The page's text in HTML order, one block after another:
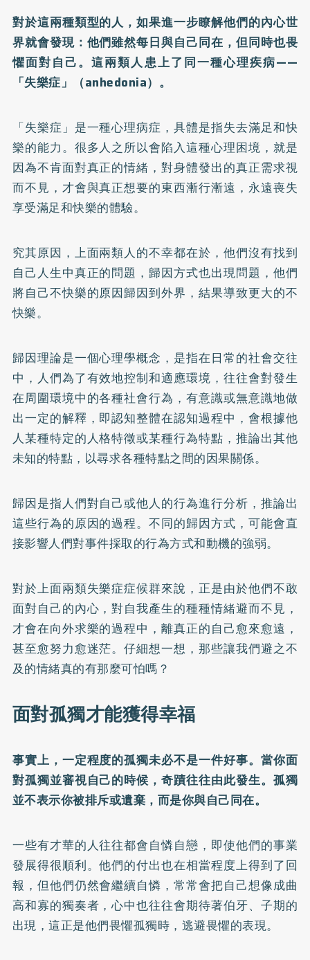
對於這兩種類型的人，如果進一步瞭解他們的內心世
界就會發現：他們雖然每日與自己同在，但同時也畏
懼面對自己。這兩類人患上了同一種心理疾病——
「失樂症」（anhedonia）。
「失樂症」是一種心理病症，具體是指失去滿足和快
樂的能力。很多人之所以會陷入這種心理困境，就是
因為不肯面對真正的情緒，對身體發出的真正需求視
而不見，才會與真正想要的東西漸行漸遠，永遠喪失
享受滿足和快樂的體驗。
究其原因，上面兩類人的不幸都在於，他們沒有找到
自己人生中真正的問題，歸因方式也出現問題，他們
將自己不快樂的原因歸因到外界，結果導致更大的不
快樂。
歸因理論是一個心理學概念，是指在日常的社會交往
中，人們為了有效地控制和適應環境，往往會對發生
在周圍環境中的各種社會行為，有意識或無意識地做
出一定的解釋，即認知整體在認知過程中，會根據他
人某種特定的人格特徵或某種行為特點，推論出其他
未知的特點，以尋求各種特點之間的因果關係。
歸因是指人們對自己或他人的行為進行分析，推論出
這些行為的原因的過程。不同的歸因方式，可能會直
接影響人們對事件採取的行為方式和動機的強弱。
對於上面兩類失樂症症候群來說，正是由於他們不敢
面對自己的內心，對自我產生的種種情緒避而不見，
才會在向外求樂的過程中，離真正的自己愈來愈遠，
甚至愈努力愈迷茫。仔細想一想，那些讓我們避之不
及的情緒真的有那麼可怕嗎？
面對孤獨才能獲得幸福
事實上，一定程度的孤獨未必不是一件好事。當你面
對孤獨並審視自己的時候，奇蹟往往由此發生。孤獨
並不表示你被排斥或遺棄，而是你與自己同在。
一些有才華的人往往都會自憐自戀，即使他們的事業
發展得很順利。他們的付出也在相當程度上得到了回
報，但他們仍然會繼續自憐，常常會把自己想像成曲
高和寡的獨奏者，心中也往往會期待著伯牙、子期的
出現，這正是他們畏懼孤獨時，逃避畏懼的表現。